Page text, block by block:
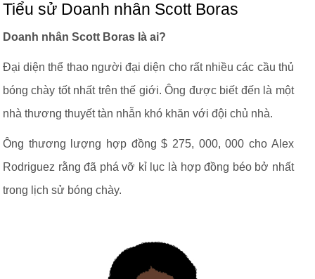
Tiểu sử Doanh nhân Scott Boras
Doanh nhân Scott Boras là ai?
Đại diện thể thao người đại diện cho rất nhiều các cầu thủ
bóng chày tốt nhất trên thế giới. Ông được biết đến là một
nhà thương thuyết tàn nhẫn khó khăn với đội chủ nhà.
Ông thương lượng hợp đồng $ 275, 000, 000 cho Alex
Rodriguez rằng đã phá vỡ kỉ lục là hợp đồng béo bở nhất
trong lịch sử bóng chày.